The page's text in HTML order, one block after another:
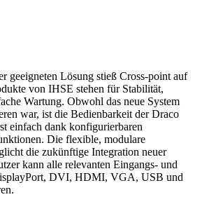
geeigneten Lösung stieß Cross-point auf
von IHSE stehen für Stabilität,
Wartung. Obwohl das neue System
war, ist die Bedienbarkeit der Draco
einfach dank konfigurierbaren
Die flexible, modulare
die zukünftige Integration neuer
kann alle relevanten Eingangs- und
DVI, HDMI, VGA, USB und